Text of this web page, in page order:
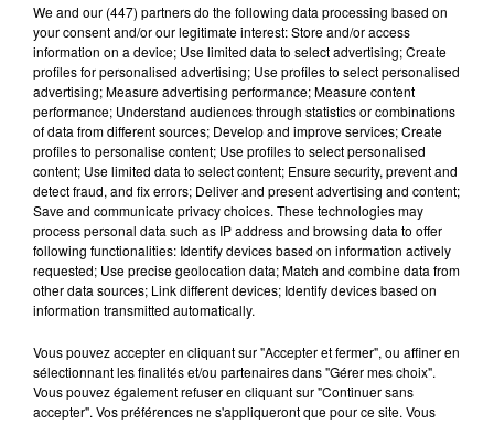
Stars'Terre 2026 : Philippe Palmieri dévoile
les ambitions d'un...
Stars'Terre, organisée du 18 au 20 septembre 2026 au
Château de Courtalain, Philippe Palmieri, président...
We and our (447) partnersdo the following data processing based on
your consent and/or our legitimate interest: Store and/or access
information on a device; Use limited data to select advertising; Create
profiles for personalised advertising; Use profiles to select personalised
advertising; Measure advertising performance; Measure content
performance; Understand audiences through statistics or combinations
of data from different sources; Develop and improve services; Create
profiles to personalise content; Use profiles to select personalised
content; Use limited data to select content; Ensure security, prevent and
detect fraud, and fix errors; Deliver and present advertising and content;
Save and communicate privacy choices. These technologies may
process personal data such as IP address and browsing data to offer
following functionalities: Identify devices based on information actively
requested; Use precise geolocation data; Match and combine data from
other data sources; Link different devices; Identify devices based on
information transmitted automatically.
Vous pouvez accepter en cliquant sur "Accepter et fermer", ou affiner en
sélectionnant les finalités et/ou partenaires dans "Gérer mes choix".
Vous pouvez également refuser en cliquant sur "Continuer sans
accepter". Vos préférences ne s'appliqueront que pour ce site. Vous